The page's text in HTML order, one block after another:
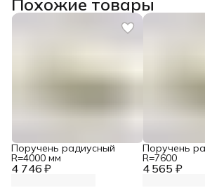
4 746 ₽
Поручень радиусный
R=4000 мм
4 565 ₽
Поручень
R=7600